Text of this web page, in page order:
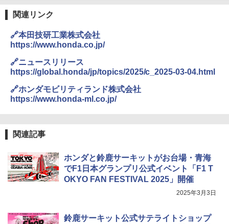
関連リンク
🔗本田技研工業株式会社
https://www.honda.co.jp/
🔗ニュースリリース
https://global.honda/jp/topics/2025/c_2025-03-04.html
🔗ホンダモビリティランド株式会社
https://www.honda-ml.co.jp/
関連記事
ホンダと鈴鹿サーキットがお台場・青海
でF1日本グランプリ公式イベント「F1 T
OKYO FAN FESTIVAL 2025」開催
2025年3月3日
鈴鹿サーキット公式サテライトショップ